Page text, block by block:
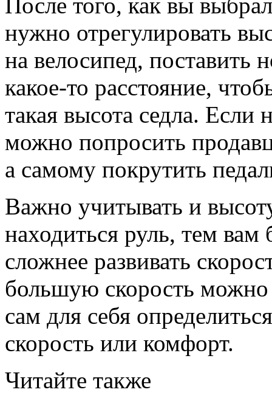
После того, как вы
нужно отрегулировать
на велосипед, поставить
какое-то расстояние,
такая высота седла. Если
можно попросить
а самому покрутить
Важно учитывать и
находиться руль, тем вам
сложнее развивать
большую скорость
сам для себя
скорость или комфорт.
Читайте также